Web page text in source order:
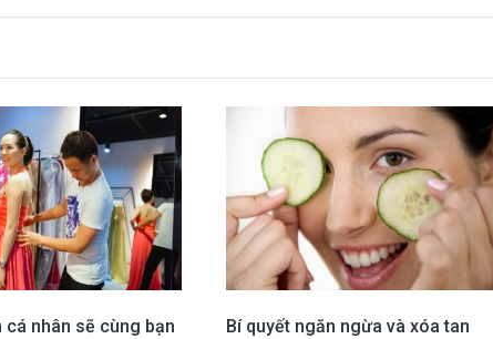
cá nhân sẽ cùng bạn
Bí quyết ngăn ngừa và xóa tan